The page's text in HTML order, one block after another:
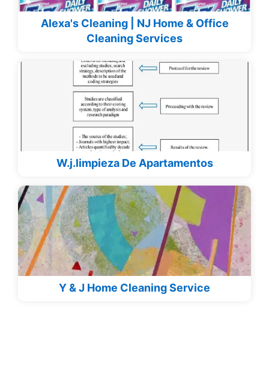
Alexa's Cleaning | NJ Home & Office
Cleaning Services
W.j.limpieza De Apartamentos
Y & J Home Cleaning Service